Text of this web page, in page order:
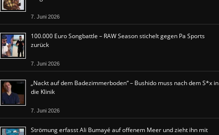
7. Juni 2026
100.000 Euro Songbattle – RAW Season stichelt gegen Pa Sports
zurück
7. Juni 2026
„Nackt auf dem Badezimmerboden“ – Bushido muss nach dem S*x in
die Klinik
7. Juni 2026
Strömung erfasst Ali Bumayé auf offenem Meer und zieht ihn mit